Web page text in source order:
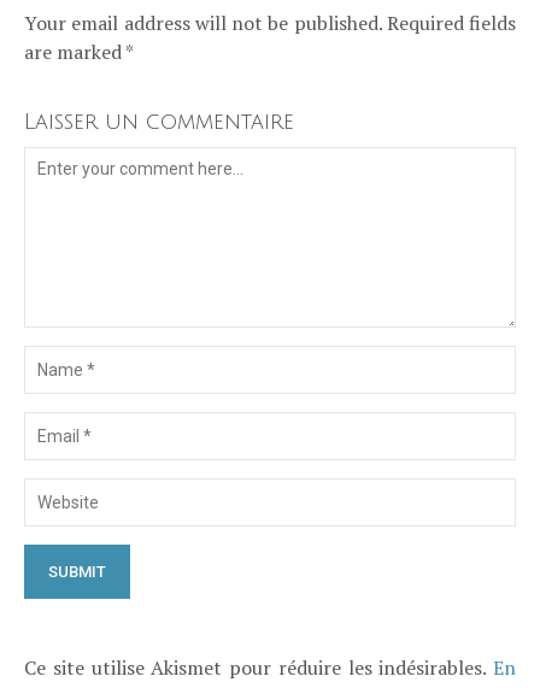
Your email address will not be published. Required fields
are marked *
Laisser un commentaire
Ce site utilise Akismet pour réduire les indésirables. En